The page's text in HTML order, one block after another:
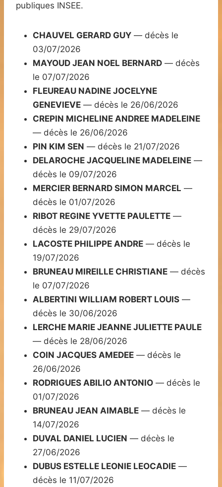
publiques INSEE.
CHAUVEL GERARD GUY — décès le
03/07/2026
MAYOUD JEAN NOEL BERNARD — décès
le 07/07/2026
FLEUREAU NADINE JOCELYNE
GENEVIEVE — décès le 26/06/2026
CREPIN MICHELINE ANDREE MADELEINE
— décès le 26/06/2026
PIN KIM SEN — décès le 21/07/2026
DELAROCHE JACQUELINE MADELEINE —
décès le 09/07/2026
MERCIER BERNARD SIMON MARCEL —
décès le 01/07/2026
RIBOT REGINE YVETTE PAULETTE —
décès le 29/07/2026
LACOSTE PHILIPPE ANDRE — décès le
19/07/2026
BRUNEAU MIREILLE CHRISTIANE — décès
le 07/07/2026
ALBERTINI WILLIAM ROBERT LOUIS —
décès le 30/06/2026
LERCHE MARIE JEANNE JULIETTE PAULE
— décès le 28/06/2026
COIN JACQUES AMEDEE — décès le
26/06/2026
RODRIGUES ABILIO ANTONIO — décès le
01/07/2026
BRUNEAU JEAN AIMABLE — décès le
14/07/2026
DUVAL DANIEL LUCIEN — décès le
27/06/2026
DUBUS ESTELLE LEONIE LEOCADIE —
décès le 11/07/2026